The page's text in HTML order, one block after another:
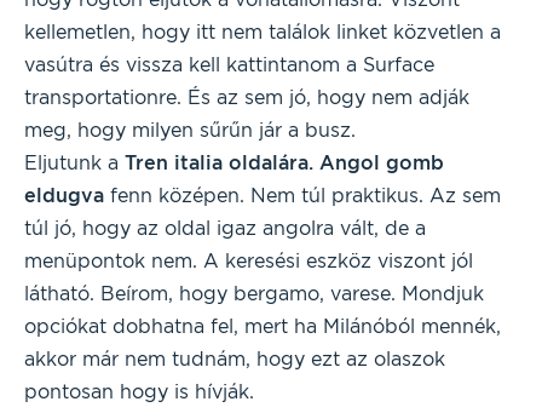
kellemetlen, hogy itt nem találok linket közvetlen a
vasútra és vissza kell kattintanom a Surface
transportationre. És az sem jó, hogy nem adják
meg, hogy milyen sűrűn jár a busz.
Eljutunk a Tren italia oldalára. Angol gomb
eldugva fenn középen. Nem túl praktikus. Az sem
túl jó, hogy az oldal igaz angolra vált, de a
menüpontok nem. A keresési eszköz viszont jól
látható. Beírom, hogy bergamo, varese. Mondjuk
opciókat dobhatna fel, mert ha Milánóból mennék,
akkor már nem tudnám, hogy ezt az olaszok
pontosan hogy is hívják.